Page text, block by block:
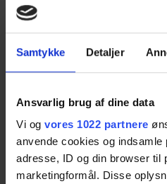
Samtykke Detaljer
Ansvarlig brug af dine data
Vi og vores 1022 partnere
anvende cookies og indsamle
adresse, ID og din browser
marketingformål. Disse
En halvfyldt vaskemaskine
at vente med at vaske tøj, så du
6) Sluk
Det er en god idé at
stedet for at sætte dem på
simpelt greb, men der kan
meget at spare.